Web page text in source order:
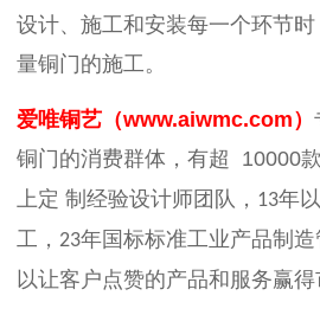
设计、施工和安装每一个环节
量铜门的施工。
爱唯铜艺（www.aiwmc.com）
铜门的消费群体，有超 10000
上定 制经验设计师团队， 13年
工， 23年国标标准工业产品制
以让客户点赞的产品和服务赢得